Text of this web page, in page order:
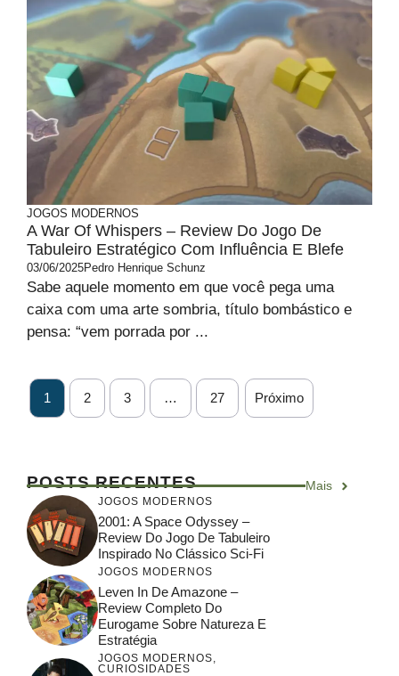
JOGOS MODERNOS
A War Of Whispers – Review Do Jogo De
Tabuleiro Estratégico Com Influência E Blefe
03/06/2025Pedro Henrique Schunz
Sabe aquele momento em que você pega uma
caixa com uma arte sombria, título bombástico e
pensa: “vem porrada por ...
1 2 3 … 27 Próximo
POSTS RECENTES Mais
JOGOS MODERNOS
2001: A Space Odyssey –
Review Do Jogo De Tabuleiro
Inspirado No Clássico Sci-Fi
JOGOS MODERNOS
Leven In De Amazone –
Review Completo Do
Eurogame Sobre Natureza E
Estratégia
JOGOS MODERNOS,
CURIOSIDADES